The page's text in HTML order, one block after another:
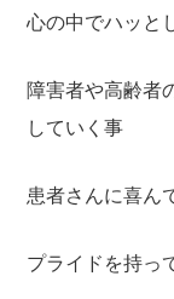
心の中でハッと
障害者や高齢者
していく事
患者さんに喜ん
プライドを持っ